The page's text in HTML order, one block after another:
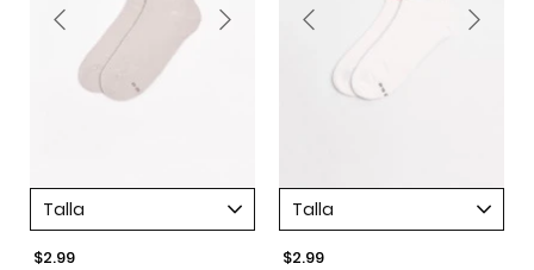
Talla
$2.99
Talla
$2.99